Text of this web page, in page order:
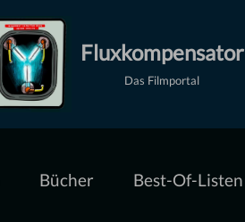
Fluxkompensator
Das Filmportal
Bücher Best-Of-Listen